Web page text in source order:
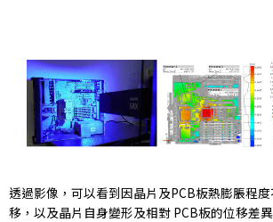
透過影像，可以看到因晶片及PCB板熱膨脹程
移，以及晶片自身變形及相對 PCB板的位移差異